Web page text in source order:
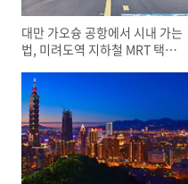
대만 가오슝 공항에서 시내 가는
법, 미려도역 지하철 MRT 택시